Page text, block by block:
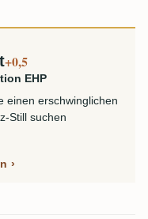
+0,5
EHP
einen erschwinglichen
Still suchen